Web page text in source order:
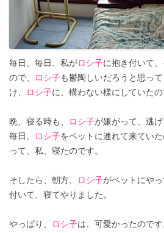
毎日、毎日、私がロシ子に抱き付いて
ので、
ロシ子も鬱陶しいだろうと思っ
け、
ロシ子に、構わない様にしていたの
晩、寝る時も、 ロシ子が嫌がって、逃げ
毎日、
ロシ子をベットに連れて来てい
って、私、寝たのです。
そしたら、朝方、 ロシ子がベットにや
付いて、寝てやりました。
やっぱり、 ロシ子は、可愛かったのです